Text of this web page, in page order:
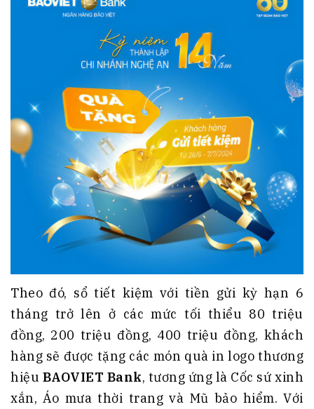
Theo đó, sổ tiết kiệm với tiền gửi kỳ hạn 6
tháng trở lên ở các mức tối thiểu 80 triệu
đồng, 200 triệu đồng, 400 triệu đồng, khách
hàng sẽ được tặng các món quà in logo thương
hiệu BAOVIET Bank, tương ứng là Cốc sứ xinh
xắn, Áo mưa thời trang và Mũ bảo hiểm. Với